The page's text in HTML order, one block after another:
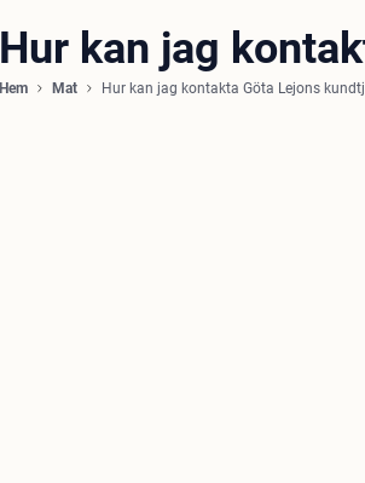
Hur kan jag
Hem Mat Hur kan jag kontakta Göta Lejons